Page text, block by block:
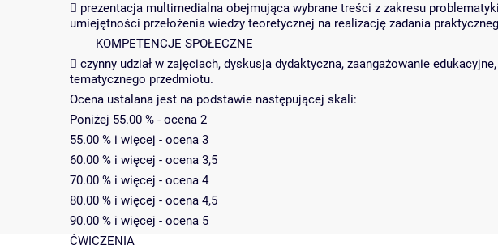
 prezentacja multimedialna obejmująca wybrane treści z zakresu
umiejętności przełożenia wiedzy teoretycznej na realizację zadania
KOMPETENCJE SPOŁECZNE
 czynny udział w zajęciach, dyskusja dydaktyczna, zaangażowanie
tematycznego przedmiotu.
Ocena ustalana jest na podstawie następującej skali:
Poniżej 55.00 % - ocena 2
55.00 % i więcej - ocena 3
60.00 % i więcej - ocena 3,5
70.00 % i więcej - ocena 4
80.00 % i więcej - ocena 4,5
90.00 % i więcej - ocena 5
ĆWICZENIA